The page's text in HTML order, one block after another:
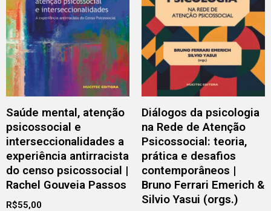
Saúde mental, atenção
psicossocial e
interseccionalidades a
experiência antirracista
do censo psicossocial |
Rachel Gouveia Passos
R$55,00
Diálogos da psicologia
na Rede de Atenção
Psicossocial: teoria,
prática e desafios
contemporâneos |
Bruno Ferrari Emerich &
Silvio Yasui (orgs.)